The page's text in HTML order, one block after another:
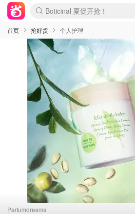
Boticinal 夏促开抢！
4折！lulu周四疯狂上新
还没结束！&OtherStories大促
Joybuy变相75折 随时失效
速领！Stanley独家85折
疑似霸哥！Camper额外叠85折
Zalando 奥莱闪促！每日更新
Moncler反季囤！5折起+叠9折
Coach Brooklyn仅€192
首页 抢好货 个人护理
Parfumdreams